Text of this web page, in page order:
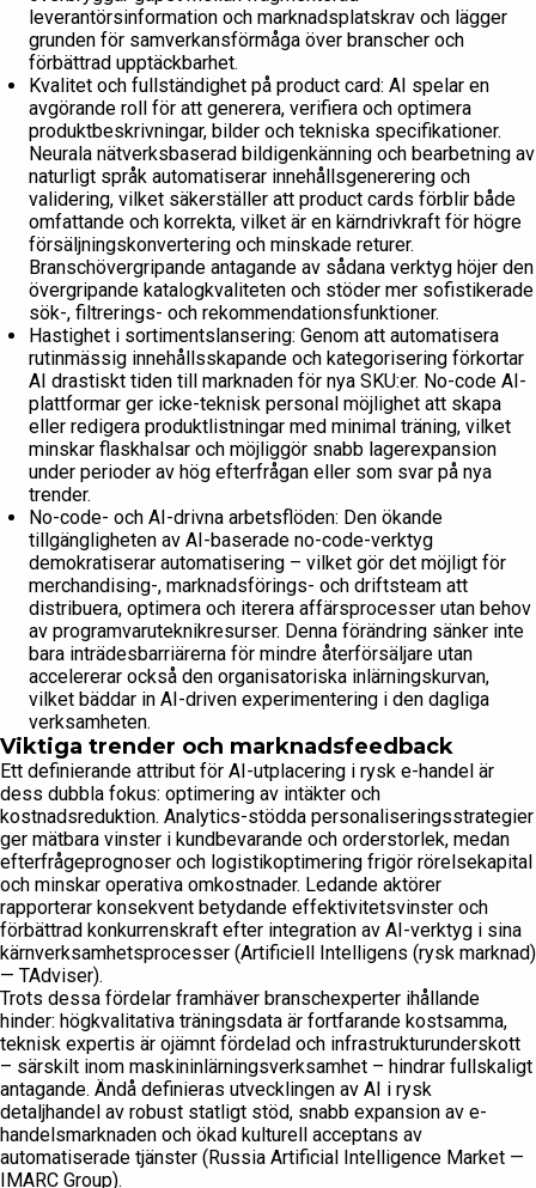
leverantörsinformation och marknadsplatskrav och lägger
grunden för samverkansförmåga över branscher och
förbättrad upptäckbarhet.
Kvalitet och fullständighet på product card: AI spelar en
avgörande roll för att generera, verifiera och optimera
produktbeskrivningar, bilder och tekniska specifikationer.
Neurala nätverksbaserad bildigenkänning och bearbetning av
naturligt språk automatiserar innehållsgenerering och
validering, vilket säkerställer att product cards förblir både
omfattande och korrekta, vilket är en kärndrivkraft för högre
försäljningskonvertering och minskade returer.
Branschövergripande antagande av sådana verktyg höjer den
övergripande katalogkvaliteten och stöder mer sofistikerade
sök-, filtrerings- och rekommendationsfunktioner.
Hastighet i sortimentslansering: Genom att automatisera
rutinmässig innehållsskapande och kategorisering förkortar
AI drastiskt tiden till marknaden för nya SKU:er. No-code AI-
plattformar ger icke-teknisk personal möjlighet att skapa
eller redigera produktlistningar med minimal träning, vilket
minskar flaskhalsar och möjliggör snabb lagerexpansion
under perioder av hög efterfrågan eller som svar på nya
trender.
No-code- och AI-drivna arbetsflöden: Den ökande
tillgängligheten av AI-baserade no-code-verktyg
demokratiserar automatisering – vilket gör det möjligt för
merchandising-, marknadsförings- och driftsteam att
distribuera, optimera och iterera affärsprocesser utan behov
av programvaruteknikresurser. Denna förändring sänker inte
bara inträdesbarriärerna för mindre återförsäljare utan
accelererar också den organisatoriska inlärningskurvan,
vilket bäddar in AI-driven experimentering i den dagliga
verksamheten.
Viktiga trender och marknadsfeedback
Ett definierande attribut för AI-utplacering i rysk e-handel är
dess dubbla fokus: optimering av intäkter och
kostnadsreduktion. Analytics-stödda personaliseringsstrategier
ger mätbara vinster i kundbevarande och orderstorlek, medan
efterfrågeprognoser och logistikoptimering frigör rörelsekapital
och minskar operativa omkostnader. Ledande aktörer
rapporterar konsekvent betydande effektivitetsvinster och
förbättrad konkurrenskraft efter integration av AI-verktyg i sina
kärnverksamhetsprocesser (Artificiell Intelligens (rysk marknad)
— TAdviser).
Trots dessa fördelar framhäver branschexperter ihållande
hinder: högkvalitativa träningsdata är fortfarande kostsamma,
teknisk expertis är ojämnt fördelad och infrastrukturunderskott
– särskilt inom maskininlärningsverksamhet – hindrar fullskaligt
antagande. Ändå definieras utvecklingen av AI i rysk
detaljhandel av robust statligt stöd, snabb expansion av e-
handelsmarknaden och ökad kulturell acceptans av
automatiserade tjänster (Russia Artificial Intelligence Market —
IMARC Group).